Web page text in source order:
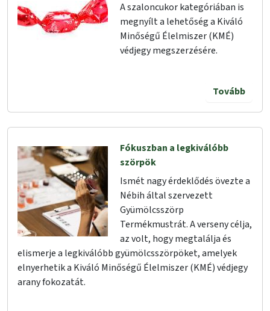
A szaloncukor kategóriában is
megnyílt a lehetőség a Kiváló
Minőségű Élelmiszer (KMÉ)
védjegy megszerzésére.
Tovább
Fókuszban a legkiválóbb
szörpök
Ismét nagy érdeklődés övezte a
Nébih által szervezett
Gyümölcsszörp
Termékmustrát. A verseny célja,
az volt, hogy megtalálja és
elismerje a legkiválóbb gyümölcsszörpöket, amelyek
elnyerhetik a Kiváló Minőségű Élelmiszer (KMÉ) védjegy
arany fokozatát.